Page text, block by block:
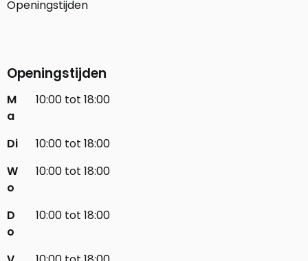
Openingstijden
Openingstijden
M
a
10:00 tot 18:00
Di
10:00 tot 18:00
W
o
10:00 tot 18:00
D
o
10:00 tot 18:00